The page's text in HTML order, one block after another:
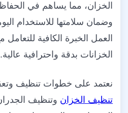
الخزان، مما يساهم في
وضمان سلامتها للاستخدام
العمل الخبرة الكافية
الخزانات بدقة واحترافية عالية.
نعتمد على خطوات تنظيف
تنظيف الخزان وتنظيف